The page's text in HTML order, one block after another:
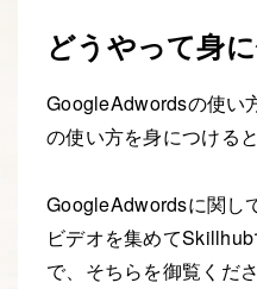
どうやって身
GoogleAdwordsの使い
の使い方を身につける
GoogleAdwordsに関し
ビデオを集めて
で、そちらを御覧くださ